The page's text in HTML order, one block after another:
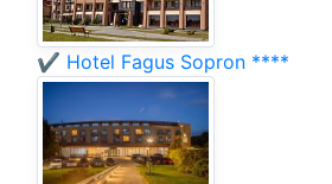
✔️ Hotel Fagus Sopron ****